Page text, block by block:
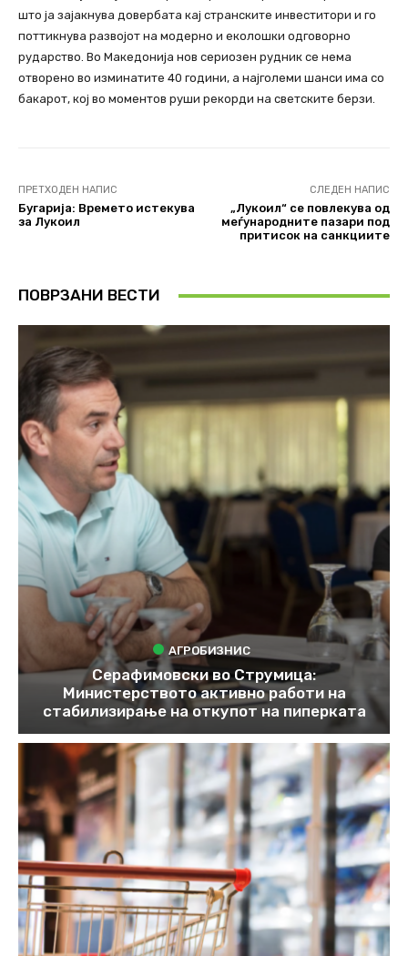
што ја зајакнува довербата кај странските инвеститори и го
поттикнува развојот на модерно и еколошки одговорно
рударство. Во Македонија нов сериозен рудник се нема
отворено во изминатите 40 години, а најголеми шанси има со
бакарот, кој во моментов руши рекорди на светските берзи.
ПРЕТХОДЕН НАПИС
Бугарија: Времето истекува
за Лукоил
СЛЕДЕН НАПИС
„Лукоил“ се повлекува од
меѓународните пазари под
притисок на санкциите
ПОВРЗАНИ ВЕСТИ
АГРОБИЗНИС
Серафимовски во Струмица:
Министерството активно работи на
стабилизирање на откупот на пиперката